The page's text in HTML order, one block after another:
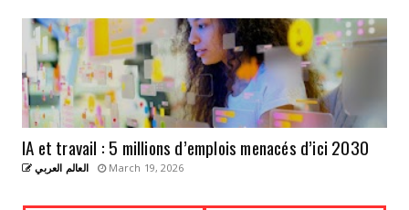
IA et travail : 5 millions d’emplois menacés d’ici 2030
العالم العربي March 19, 2026